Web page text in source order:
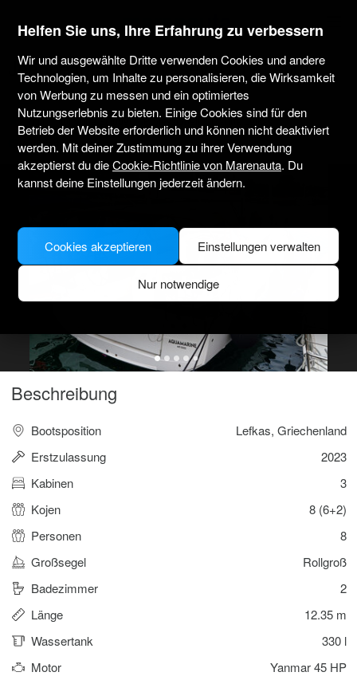
marenauta
Jeanneau Sun Odyssey 410 - Lefkas
2.7(1) Nur ohne Skipper Professionell
Marina Lefkas
Verifiziertes Boot
Beschreibung
Bootsposition
Lefkas, Griechenland
Erstzulassung
2023
Kabinen
3
Kojen
8 (6+2)
Personen
8
Großsegel
Rollgroß
Badezimmer
2
Länge
12.35 m
Wassertank
330 l
Motor
Yanmar 45 HP
Helfen Sie uns, Ihre Erfahrung zu verbessern
Wir und ausgewählte Dritte verwenden Cookies und andere
Technologien, um Inhalte zu personalisieren, die Wirksamkeit
von Werbung zu messen und ein optimiertes
Nutzungserlebnis zu bieten. Einige Cookies sind für den
Betrieb der Website erforderlich und können nicht deaktiviert
werden. Mit deiner Zustimmung zu ihrer Verwendung
akzeptierst du dieCookie-Richtlinie von Marenauta. Du
kannst deine Einstellungen jederzeit ändern.
Einstellungen verwalten
Nur notwendige
Cookies akzeptieren